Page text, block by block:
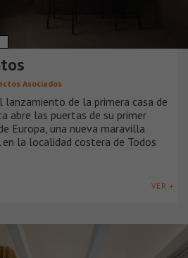
Asociados
lanzamiento de la primera casa de
abre las puertas de su primer
Europa, una nueva maravilla
la localidad costera de Todos
VER +